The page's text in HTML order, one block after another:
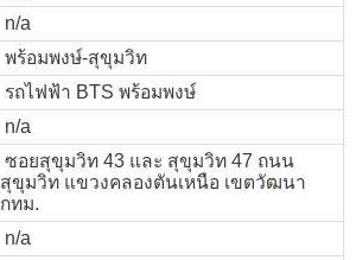
n/a
พร้อมพงษ์-สุขุมวิท
รถไฟฟ้า BTS พร้อมพงษ์
n/a
ซอยสุขุมวิท 43 และ สุขุมวิท 47 ถนน
สุขุมวิท แขวงคลองตันเหนือ เขตวัฒนา
กทม.
n/a